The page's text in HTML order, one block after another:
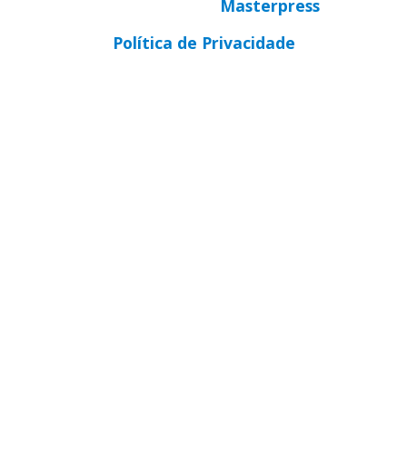
Masterpress
Política de Privacidade